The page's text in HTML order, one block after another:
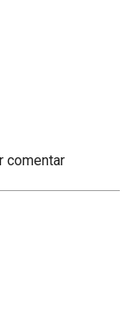
comentar